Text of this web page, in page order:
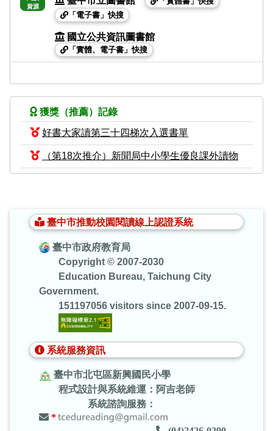
資源
「電子書」快搜
國立公共資訊圖書館
「實體、電子書」快搜
獲獎（推薦）記錄
好書大家讀第三十四梯次入選書單
（第18次推介）新聞局中小學生優良課外讀物
臺中市推動校園閱讀線上認證系統
臺中市政府教育局
Copyright © 2007-2030
Education Bureau, Taichung City
Government.
151197056 visitors since 2007-09-15.
系統服務資訊
臺中市北屯區新興國民小學
程式設計與系統維運：阿吉老師
系統諮詢服務：
*